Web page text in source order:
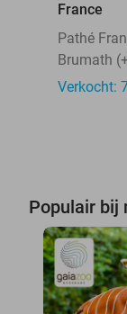
France
Pathé
Brumath
Verkocht:
Populair bij